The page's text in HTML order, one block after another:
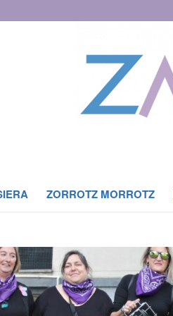
ZORROTZ MORROTZ